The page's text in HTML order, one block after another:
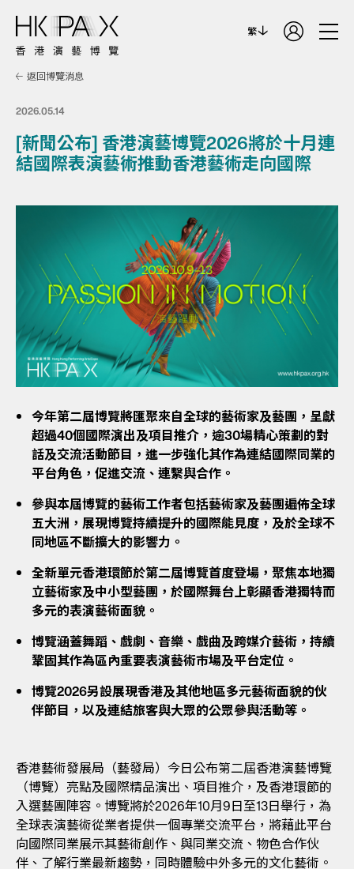
繁
返回博覽消息
2026.05.14
[新聞公布] 香港演藝博覽2026將於十月連
結國際表演藝術推動香港藝術走向國際
今年第二屆博覽將匯聚來自全球的藝術家及藝團，呈獻
超過40個國際演出及項目推介，逾30場精心策劃的對
話及交流活動節目，進一步強化其作為連結國際同業的
平台角色，促進交流、連繫與合作。
參與本屆博覽的藝術工作者包括藝術家及藝團遍佈全球
五大洲，展現博覽持續提升的國際能見度，及於全球不
同地區不斷擴大的影響力。
全新單元香港環節於第二屆博覽首度登場，聚焦本地獨
立藝術家及中小型藝團，於國際舞台上彰顯香港獨特而
多元的表演藝術面貌。
博覽涵蓋舞蹈、戲劇、音樂、戲曲及跨媒介藝術，持續
鞏固其作為區內重要表演藝術市場及平台定位。
博覽2026另設展現香港及其他地區多元藝術面貌的伙
伴節目，以及連結旅客與大眾的公眾參與活動等。
香港藝術發展局（藝發局）今日公布第二屆香港演藝博覽
（博覽）亮點及國際精品演出、項目推介，及香港環節的
入選藝團陣容。博覽將於2026年10月9日至13日舉行，為
全球表演藝術從業者提供一個專業交流平台，將藉此平台
向國際同業展示其藝術創作、與同業交流、物色合作伙
伴、了解行業最新趨勢，同時體驗中外多元的文化藝術。